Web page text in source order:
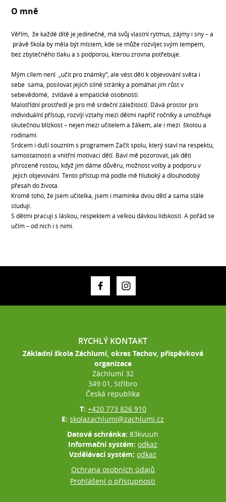
O mně
Věřím, že každé dítě je jedinečné, má svůj vlastní rytmus, zájmy i sny – a
právě škola by měla být místem, kde se může rozvíjet svým tempem,
bez zbytečného tlaku a s podporou, kterou zrovna potřebuje.
Mým cílem není „učit pro známky“, ale vést děti k objevování světa i
sebe sama, posilovat jejich silné stránky a pomáhat jim růst v
sebevědomé, zvídavé a empatické osobnosti.
Malotřídní prostředí je pro mě srdeční záležitostí. Dává prostor pro
individuální přístup, rozvíjí vztahy mezi dětmi napříč ročníky a umožňuje
skutečnou blízkost – nejen mezi učitelem a žákem, ale i mezi školou a
rodinami.
Srdcem i duší souzním s programem Začít spolu, který staví na respektu,
samostatnosti a vnitřní motivaci dětí. Baví mě pozorovat, jak děti
přirozeně rostou, když jim dáme důvěru, možnost volby a podporu v
jejich objevování. Tento přístup má podle mě hluboký a dlouhodobý
přesah do života.
Kromě toho, že jsem učitelka, jsem i maminka dvou dětí a sama stále
studuji.
S dětmi pracuji s láskou, respektem a velkou dávkou lidskosti. A pořád se
učím – od nich i s nimi.
RYCHLÝ KONTAKT
Základní škola Záchlumí, okres Tachov, příspěvková
organizace
Záchlumí 32
349 01, Stříbro
Česká republika
T: +420 773 826 910
E:skolazachlumi@zachlumi.cz
Datová schránka:83kvuuh
Informační systém:odkaz
Vzdělávací systém:odkaz
Ochrana osobních údajů
Prohlášení o přístupnosti